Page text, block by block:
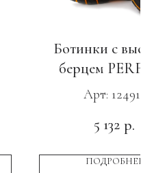
Ботинки с
берцем
Нитрил, КП
Арт: 124911
5 132 р.
ПОДРОБНЕЕ